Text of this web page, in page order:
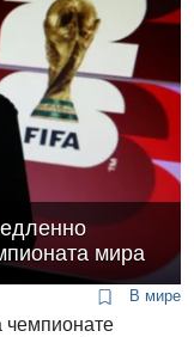
мира
В мире
чемпионате